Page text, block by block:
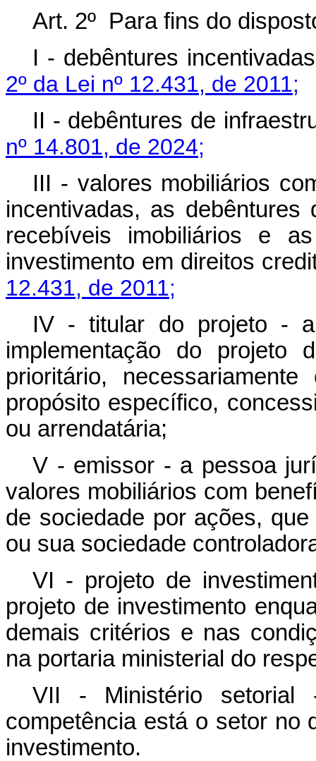
Art. 2º Para fins do
I - debêntures
2º da Lei nº 12.431, de 2011;
II - debêntures de
nº 14.801, de 2024;
III - valores mobiliários
incentivadas, as
recebíveis imobiliários e
investimento em direitos
12.431, de 2011;
IV - titular do projeto - a
implementação do projeto
prioritário,
propósito específico,
ou arrendatária;
V - emissor - a pessoa
valores mobiliários com
de sociedade por ações,
ou sua sociedade
VI - projeto de
projeto de investimento
demais critérios e nas
na portaria ministerial do
VII - Ministério
competência está o setor no
investimento.